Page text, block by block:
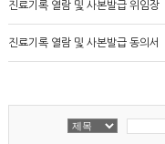
진료기록 열람 및 사본발급 위임장
진료기록 열람 및 사본발급 동의서